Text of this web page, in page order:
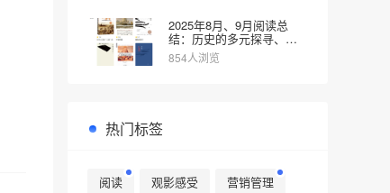
2025年8月、9月阅读总
结：历史的多元探寻、文
学的疗愈思辨和财经的实
用导向
854人浏览
热门标签
阅读 观影感受
营销管理